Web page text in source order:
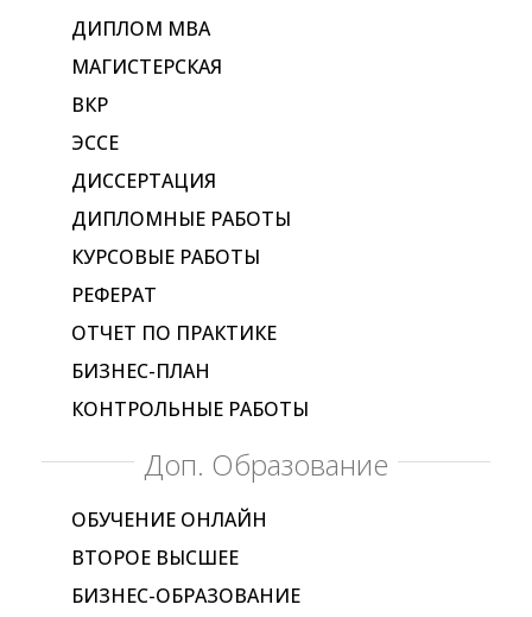
ДИПЛОМ МВА
МАГИСТЕРСКАЯ
ВКР
ЭССЕ
ДИССЕРТАЦИЯ
ДИПЛОМНЫЕ РАБОТЫ
КУРСОВЫЕ РАБОТЫ
РЕФЕРАТ
ОТЧЕТ ПО ПРАКТИКЕ
БИЗНЕС-ПЛАН
КОНТРОЛЬНЫЕ РАБОТЫ
Доп. Образование
ОБУЧЕНИЕ ОНЛАЙН
ВТОРОЕ ВЫСШЕЕ
БИЗНЕС-ОБРАЗОВАНИЕ